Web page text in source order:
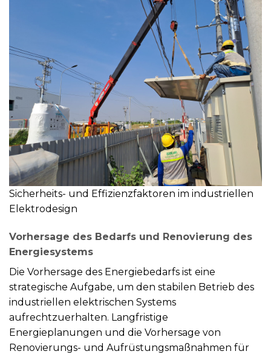
Sicherheits- und Effizienzfaktoren im industriellen
Elektrodesign
Vorhersage des Bedarfs und Renovierung des
Energiesystems
Die Vorhersage des Energiebedarfs ist eine
strategische Aufgabe, um den stabilen Betrieb des
industriellen elektrischen Systems
aufrechtzuerhalten. Langfristige
Energieplanungen und die Vorhersage von
Renovierungs- und Aufrüstungsmaßnahmen für